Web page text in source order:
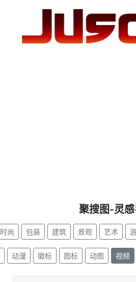
聚搜图-灵
时尚 包装 建筑 景观 艺术
动漫 徽标 图标 动图 视频